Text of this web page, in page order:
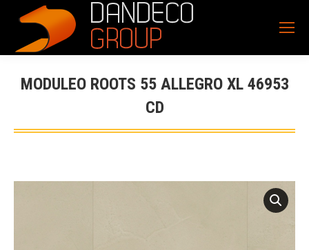
MODULEO ROOTS 55 ALLEGRO XL 46953
CD